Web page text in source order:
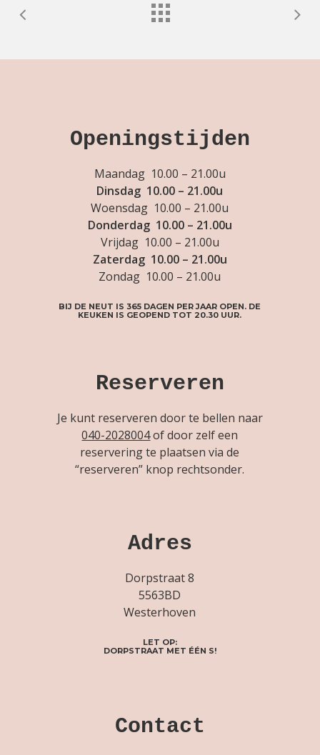
Openingstijden
Maandag 10.00 – 21.00u
Dinsdag 10.00 – 21.00u
Woensdag 10.00 – 21.00u
Donderdag 10.00 – 21.00u
Vrijdag 10.00 – 21.00u
Zaterdag 10.00 – 21.00u
Zondag 10.00 – 21.00u
BIJ DE NEUT IS 365 DAGEN PER JAAR OPEN. DE
KEUKEN IS GEOPEND TOT 20.30 UUR.
Reserveren
Je kunt reserveren door te bellen naar
040-2028004of door zelf een
reservering te plaatsen via de
“reserveren” knop rechtsonder.
Adres
Dorpstraat 8
5563BD
Westerhoven
LET OP:
DORPSTRAAT MET ÉÉN S!
Contact